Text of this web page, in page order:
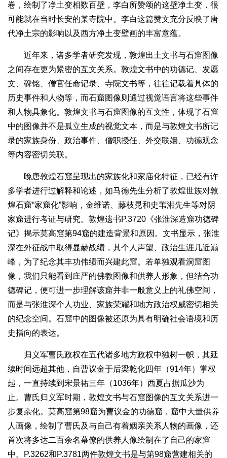
卷，绘制了净土变相数百壁，李白所赞颂的这壁净土变，很
可能就在当时长安的某寺院中。李白这篇赞文充分反映了唐
代净土宗的影响以及西方净土变壁画的丰富意蕴。
近年来，诸多学者研究发现，敦煌出土文书与石窟图像
之间存在更为紧密的互文关系。敦煌文书中的功德记、发愿
文、碑铭、僧官任命记录、寺院文书等，往往记载着具体的
历史事件和人物等，而石窟图像则通过视觉语言将这些事件
和人物具象化。敦煌文书与石窟图像的互文性，体现了石窟
中的图像并不是孤立生成的视觉文本，而是与敦煌文书所记
录的家族身份、政治事件、僧职授任、外交联姻、功德观念
等内容密切关联。
晚唐敦煌石窟呈现出的家族化和家庙化特征，已经有许
多学者进行过解释和论述，如马德先生分析了敦煌世族对敦
煌石窟“家窟化”影响，金维诺、藤枝晃和史苇湘先生等对阴
家窟进行考证与研究。敦煌遗书P.3720《张淮深造窟功德碑
记》揭示莫高窟第94窟的建造背景和原因。文书显示，张淮
深在外征战中取得显赫战绩，其个人声望、政治生涯几近巅
峰，为了纪念其丰功伟绩而兴建此窟。若单独观看洞窟图
像，我们只能看到庄严的佛教图像和供养人形象，但结合功
德碑记，便可进一步理解该窟并非一般意义上的礼佛空间，
而是与张淮深个人功业、家族荣耀和地方政治权威密切相关
的纪念空间。石窟中的图像被还原为具有明确社会语境和历
史指向的表达。
归义军曹氏政权在五代诸多地方政权中独树一帜，其延
续时间远超其他，自曹议金于后梁乾化四年（914年）掌权
起，一直持续到宋景祐三年（1036年）西夏占据瓜沙为
止。曹氏归义军时期，敦煌文书与石窟图像的互文关系进一
步复杂化。莫高窟第98窟为曹议金的功德窟，窟中大量供养
人画像，绘制了曹氏及与自己有着姻亲关系人物的画像，还
首次将多达二百余名幕僚的供养人像绘制在了自己的家窟
中。P.3262和P.3781两件敦煌文书是与第98窟营建相关的